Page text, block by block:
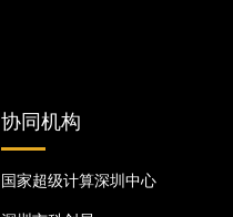
协同机构
国家超级计算深圳中心